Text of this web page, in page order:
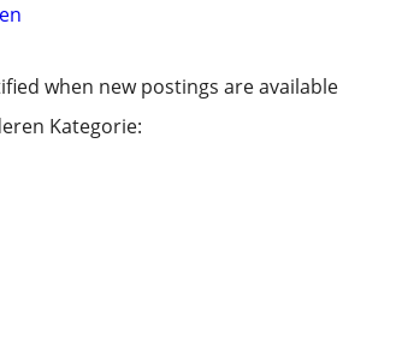
when new postings are available
Kategorie: